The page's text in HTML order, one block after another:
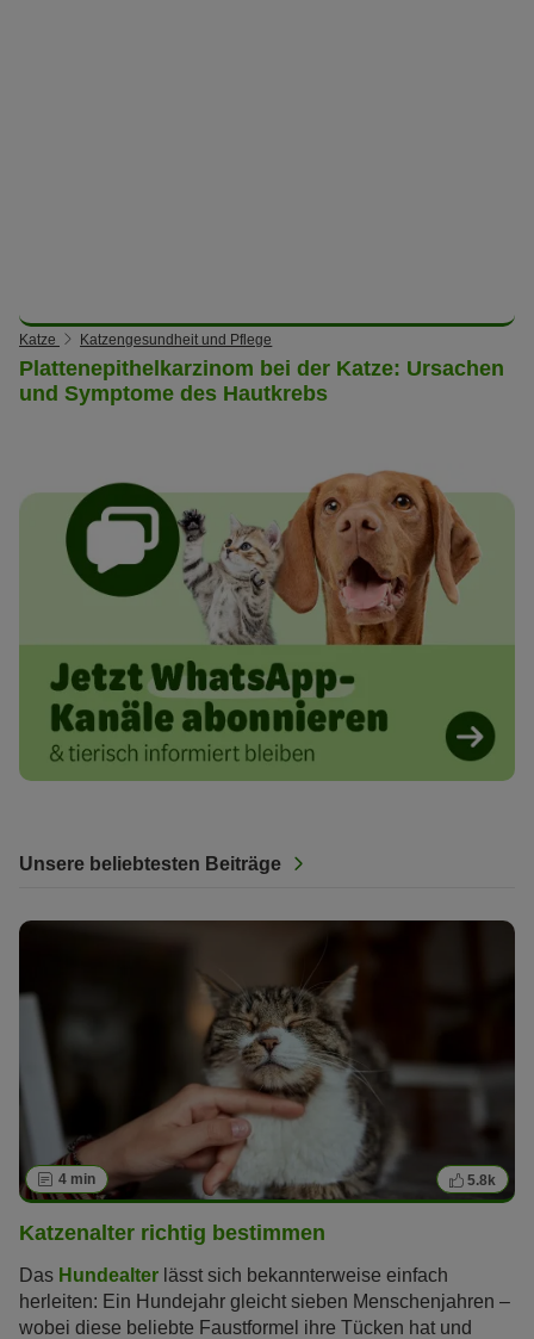
Katze Katzengesundheit und Pflege
Plattenepithelkarzinom bei der Katze: Ursachen
und Symptome des Hautkrebs
Unsere beliebtesten Beiträge
4 min 5.8k
Katzenalter richtig bestimmen
Das Hundealter lässt sich bekannterweise einfach
herleiten: Ein Hundejahr gleicht sieben Menschenjahren –
wobei diese beliebte Faustformel ihre Tücken hat und